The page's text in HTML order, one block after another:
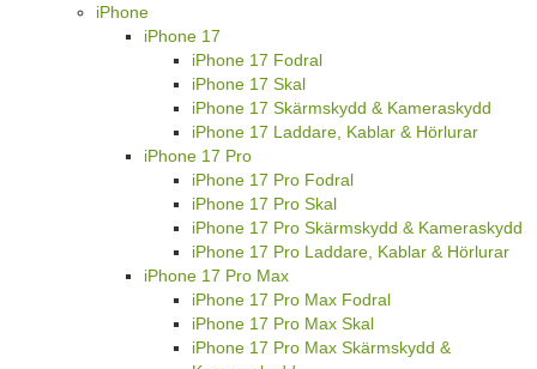
iPhone
iPhone 17
iPhone 17 Fodral
iPhone 17 Skal
iPhone 17 Skärmskydd & Kameraskydd
iPhone 17 Laddare, Kablar & Hörlurar
iPhone 17 Pro
iPhone 17 Pro Fodral
iPhone 17 Pro Skal
iPhone 17 Pro Skärmskydd & Kameraskydd
iPhone 17 Pro Laddare, Kablar & Hörlurar
iPhone 17 Pro Max
iPhone 17 Pro Max Fodral
iPhone 17 Pro Max Skal
iPhone 17 Pro Max Skärmskydd &